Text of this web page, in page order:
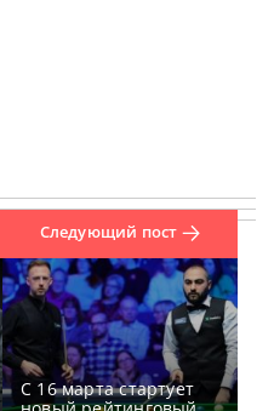
Следующий пост
С 16 марта стартует